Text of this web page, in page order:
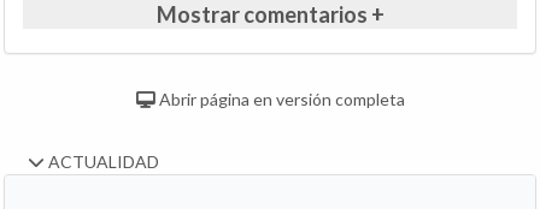
Mostrar comentarios +
Abrir página en versión completa
ACTUALIDAD